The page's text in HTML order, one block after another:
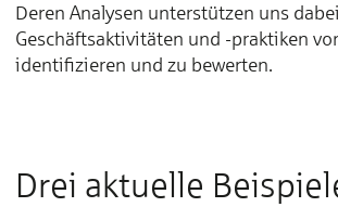
Deren Analysen unterstützen uns
Geschäftsaktivitäten und -praktiken
identifizieren und zu bewerten.
Drei aktuelle